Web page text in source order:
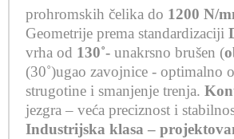
prohromskih čelika do 1200 N/
Geometrije prema standardizaciji
vrha od 130˚- unakrsno brušen (
(30˚)ugao zavojnice - optimalno
strugotine i smanjenje trenja.
jezgra – veća preciznost i
Industrijska klasa –